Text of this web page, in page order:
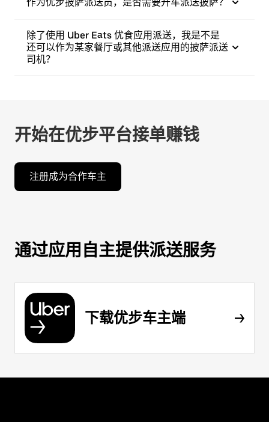
除了使用 Uber Eats 优食应用派送，我是不是
还可以作为某家餐厅或其他派送应用的披萨派送
司机？
开始在优步平台接单赚钱
注册成为合作车主
通过应用自主提供派送服务
下载优步车主端